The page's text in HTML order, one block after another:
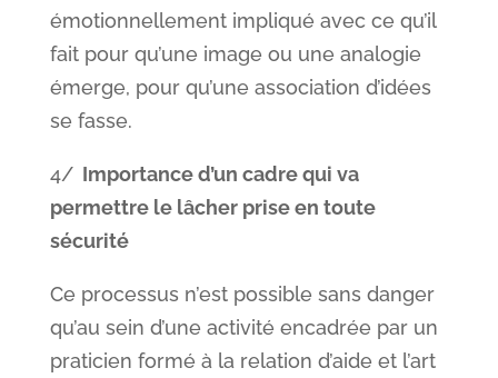
émotionnellement impliqué avec ce qu’il
fait pour qu’une image ou une analogie
émerge, pour qu’une association d’idées
se fasse.
4/Importance d’un cadre qui va
permettre le lâcher prise en toute
sécurité
Ce processus n’est possible sans danger
qu’au sein d’une activité encadrée par un
praticien formé à la relation d’aide et l’art